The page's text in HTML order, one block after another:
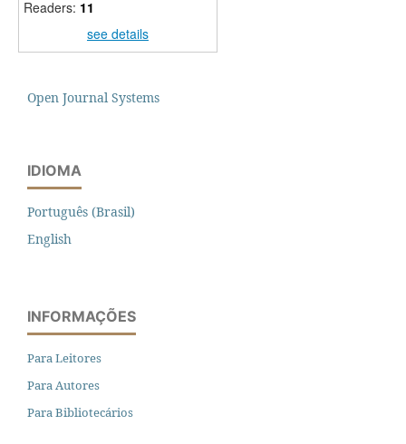
Readers: 11
see details
Open Journal Systems
IDIOMA
Português (Brasil)
English
INFORMAÇÕES
Para Leitores
Para Autores
Para Bibliotecários